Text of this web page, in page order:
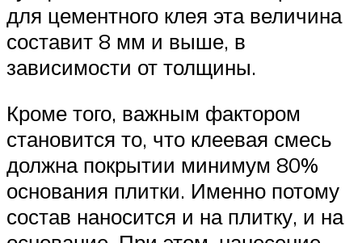
для цементного клея эта величина
составит 8 мм и выше, в
зависимости от толщины.
Кроме того, важным фактором
становится то, что клеевая смесь
должна покрытии минимум 80%
основания плитки. Именно потому
состав наносится и на плитку, и на